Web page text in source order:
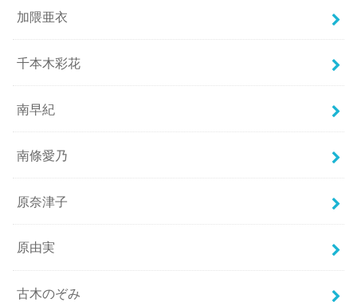
加隈亜衣
千本木彩花
南早紀
南條愛乃
原奈津子
原由実
古木のぞみ